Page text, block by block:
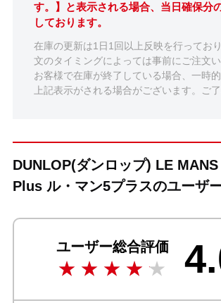
す。】と表示される場合、当日確保分
しております。
在庫の更新は1日1回以上反映を行ってお
文のタイミングによっては事前にご注文
お客様で在庫が終了している場合、一時
上記表示がされる場合がございます。ご了
DUNLOP(ダンロップ) LE
Plus ル・マン5プラスのユーザ
ユーザー総合評価